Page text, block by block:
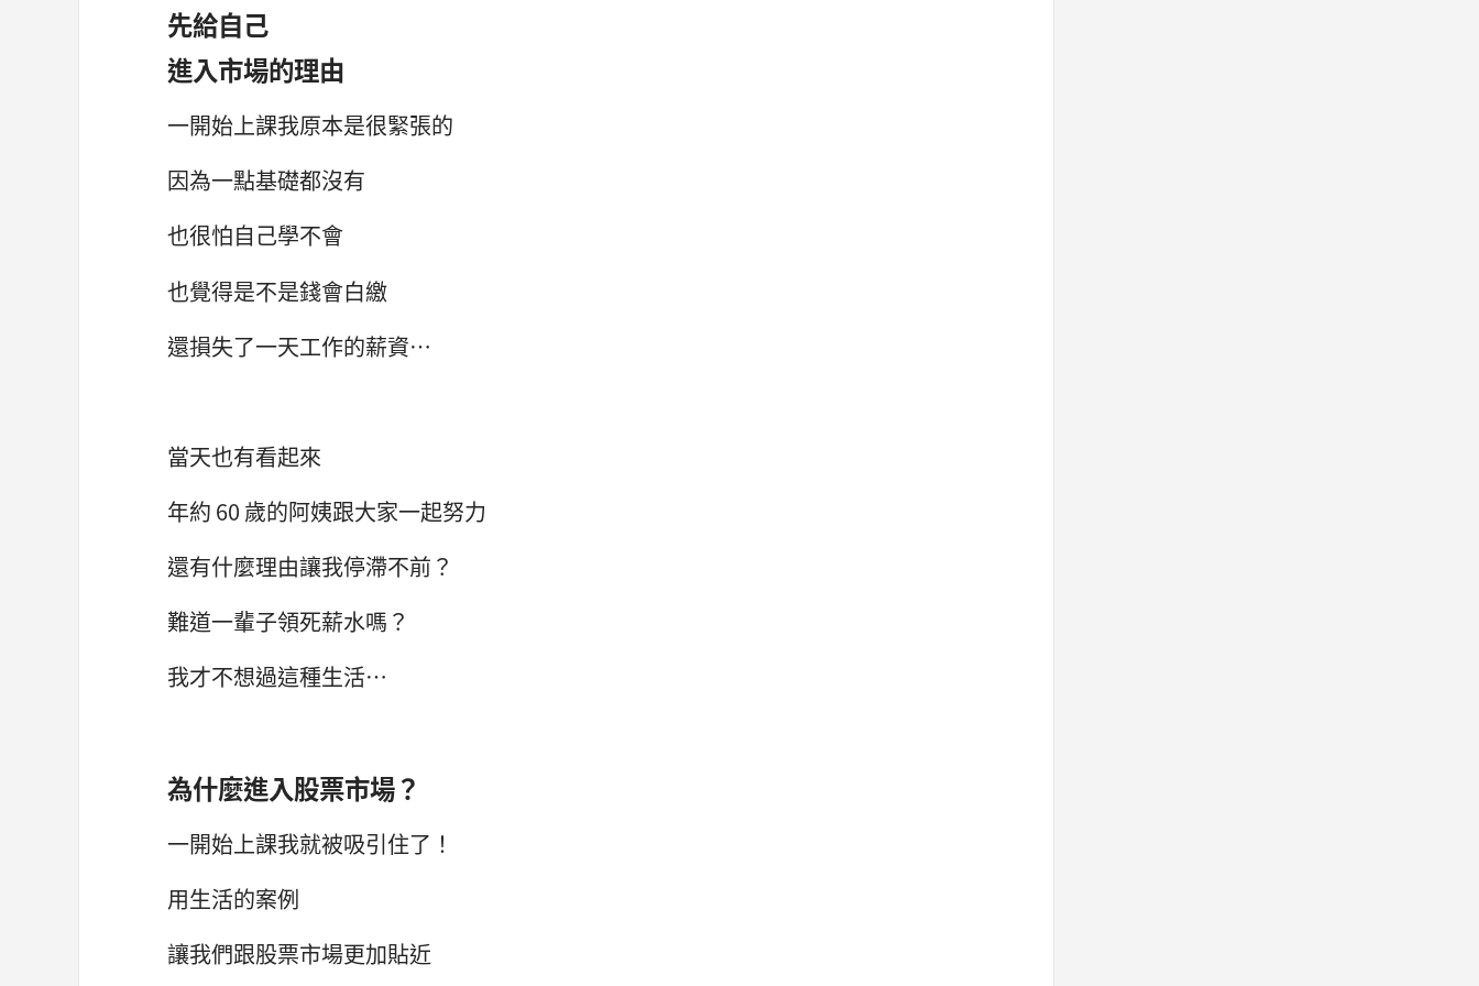
先給自己
進入市場的理由
一開始上課我原本是很緊張的
因為一點基礎都沒有
也很怕自己學不會
也覺得是不是錢會白繳
還損失了一天工作的薪資…
當天也有看起來
年約 60 歲的阿姨跟大家一起努力
還有什麼理由讓我停滯不前？
難道一輩子領死薪水嗎？
我才不想過這種生活…
為什麼進入股票市場？
一開始上課我就被吸引住了！
用生活的案例
讓我們跟股票市場更加貼近